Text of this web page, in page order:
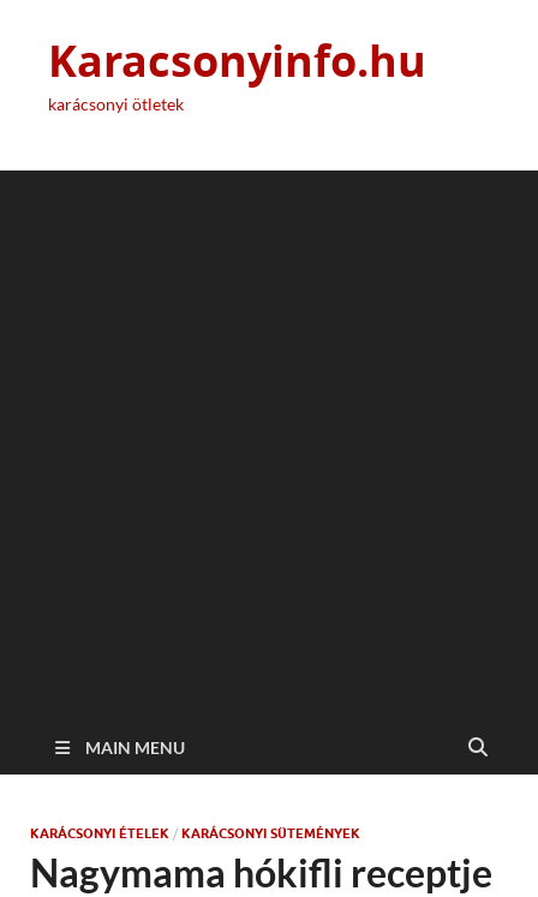
Karacsonyinfo.hu
karácsonyi ötletek
MAIN MENU
KARÁCSONYI ÉTELEK / KARÁCSONYI SÜTEMÉNYEK
Nagymama hókifli receptje